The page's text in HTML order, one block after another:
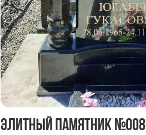
Элитный памятник №008